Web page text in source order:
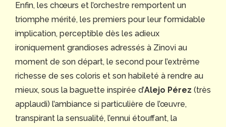
Enfin, les chœurs et l’orchestre remportent un
triomphe mérité, les premiers pour leur formidable
implication, perceptible dès les adieux
ironiquement grandioses adressés à Zinovi au
moment de son départ, le second pour l’extrême
richesse de ses coloris et son habileté à rendre au
mieux, sous la baguette inspirée d’Alejo Pérez (très
applaudi) l’ambiance si particulière de l’œuvre,
transpirant la sensualité, l’ennui étouffant, la